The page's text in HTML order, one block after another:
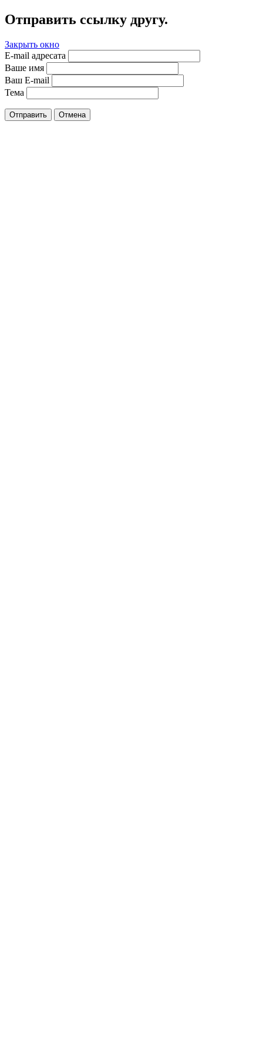
Отправить ссылку другу.
Закрыть окно
E-mail адресата
Ваше имя
Ваш E-mail
Тема
Отправить Отмена